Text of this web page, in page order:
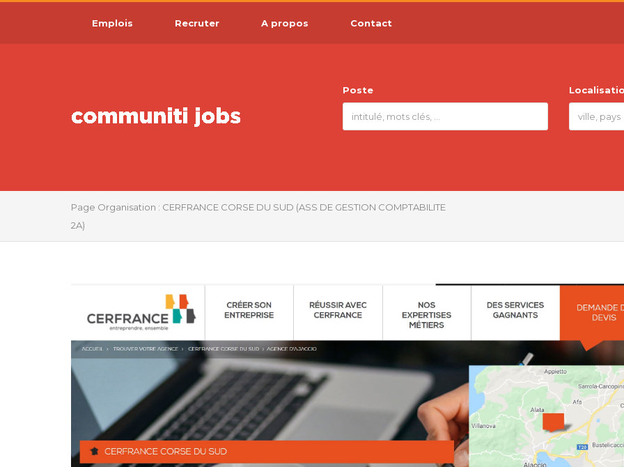
Emplois Recruter A propos Contact
Poste
Page Organisation : CERFRANCE CORSE DU SUD (ASS DE GESTION COMPTABILITE
2A)